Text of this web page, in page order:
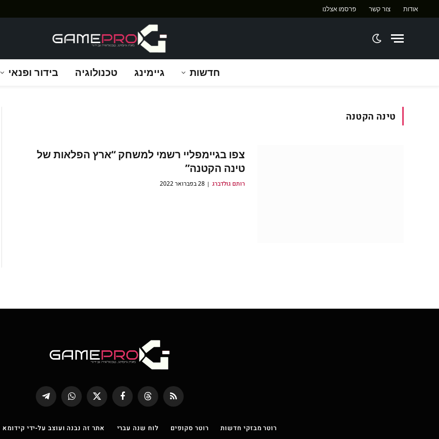
אודות צור קשר פרסמו אצלנו
חדשות גיימינג טכנולוגיה בידור ופנאי
טינה הקטנה
צפו בגיימפליי רשמי למשחק “ארץ הפלאות של
טינה הקטנה”
רותם גולדברג 28 בפברואר 2022
RSS
Threads פייסבוק
X
(טוויטר)
WhatsApp
Telegram
רוטר מבזקי חדשות רוטר סקופים לוח שנה עברי אתר זה נבנה ועוצב על-ידי קידומא